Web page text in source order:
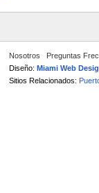
Nosotros Preguntas
Diseño: Miami Web
Sitios Relacionados: